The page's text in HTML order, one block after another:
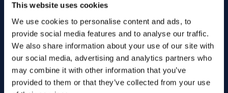
This website uses cookies
We use cookies to personalise content and ads, to
provide social media features and to analyse our traffic.
We also share information about your use of our site with
our social media, advertising and analytics partners who
may combine it with other information that you’ve
provided to them or that they’ve collected from your use